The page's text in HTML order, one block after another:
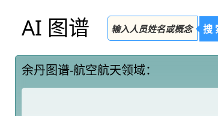
AI 图谱 搜
余丹图谱-航空航天领域：